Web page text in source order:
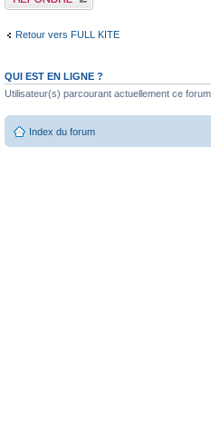
Retour vers FULL KITE
QUI EST EN LIGNE ?
Utilisateur(s) parcourant actuellement ce
Index du forum